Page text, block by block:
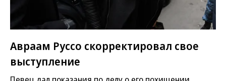
Авраам Руссо скорректировал свое
выступление